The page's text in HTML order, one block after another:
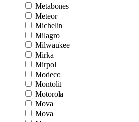
Metabones
Meteor
Michelin
Milagro
Milwaukee
Mirka
Mirpol
Modeco
Montolit
Motorola
Mova
Mova